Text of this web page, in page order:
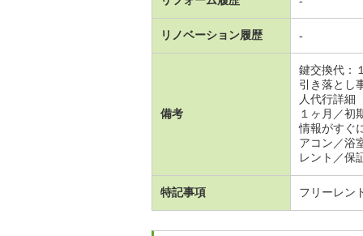
リノベーション履歴 -
備考
鍵交換代：
引き落とし
人代行詳細
１ヶ月／初
情報がすぐ
アコン／浴
レント／保
特記事項 フリーレン